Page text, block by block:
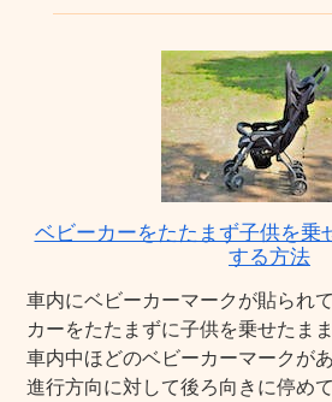
ベビーカーをたたまず子供を乗
する方法
車内にベビーカーマークが貼られ
カーをたたまずに子供を乗せたま
車内中ほどのベビーカーマークが
進行方向に対して後ろ向きに停め